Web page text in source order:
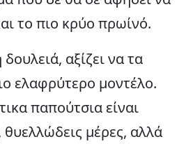
το πιο κρύο πρωίνό.
αξίζει να τα
ελαφρύτερο μοντέλο.
παπούτσια είναι
θυελλώδεις μέρες, αλλά